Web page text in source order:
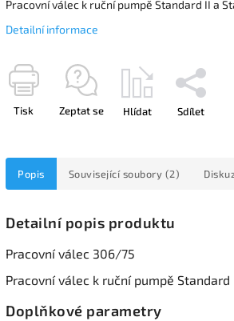
Pracovní válec k ruční pumpě Standard II a
Detailní informace
Tisk Zeptat se Hlídat Sdílet
Popis Související soubory (2)
Detailní popis produktu
Pracovní válec 306/75
Pracovní válec k ruční pumpě Standard
Doplňkové parametry